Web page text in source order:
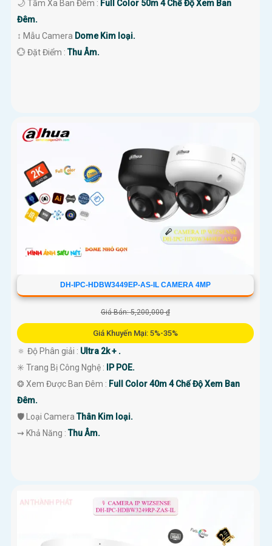
🌙 Tầm Xa Ban Đêm : Full Color 50m 4 Chế Độ Xem Ban
Đêm.
↕️ Mẫu Camera Dome Kim loại.
️💮 Đặt Điểm :Thu Âm.
DH-IPC-HDBW3449EP-AS-IL CAMERA 4MP
Giá Bán: 5,200,000 ₫
Giá Khuyến Mại: 5%-35%
🔅 Độ Phân giải : Ultra 2k + .
✳️ Trang Bị Công Nghệ :
IP POE.
❂ Xem Được Ban Đêm : Full Color 40m 4 Chế Độ Xem Ban
Đêm.
🛡 Loại CameraThân Kim loại.
️⇝ Khả Năng :Thu Âm.